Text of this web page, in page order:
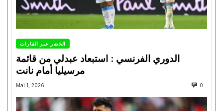
الخضر عبر القارات
الدوري الفرنسي : استبعاد عبدلي من قائمة
مرسيليا أمام نانت
Mai 1, 2026 0